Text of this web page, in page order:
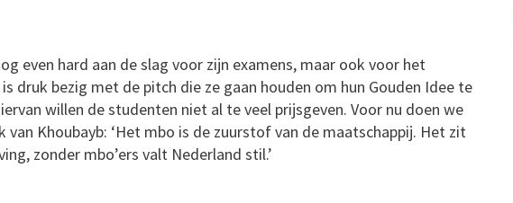
even hard aan de slag voor zijn examens, maar ook voor het
druk bezig met de pitch die ze gaan houden om hun Gouden Idee te
willen de studenten niet al te veel prijsgeven. Voor nu doen we
Khoubayb: ‘Het mbo is de zuurstof van de maatschappij. Het zit
zonder mbo’ers valt Nederland stil.’